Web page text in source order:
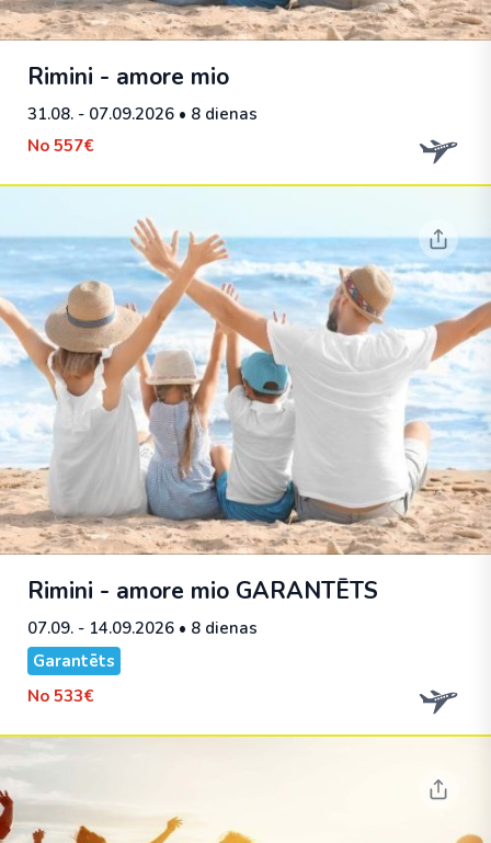
Rimini - amore mio
31.08. - 07.09.2026 • 8 dienas
No 557€
Rimini - amore mio GARANTĒTS
07.09. - 14.09.2026 • 8 dienas
Garantēts
No 533€